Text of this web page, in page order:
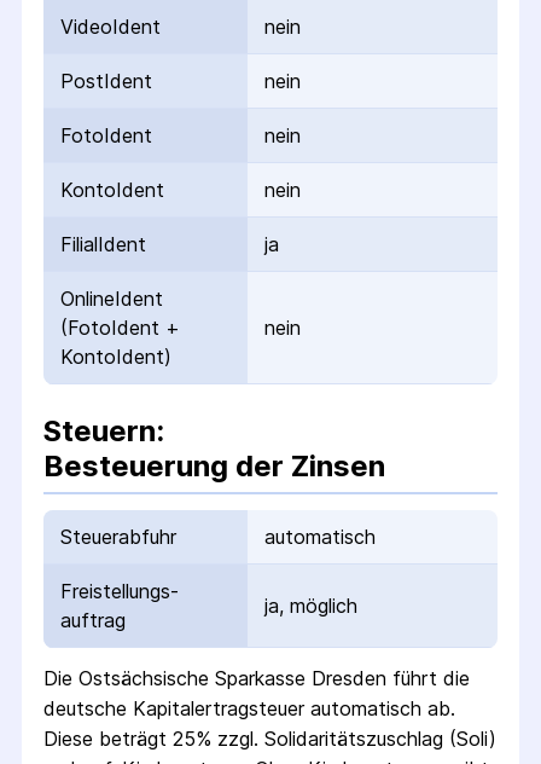
VideoIdent nein
PostIdent nein
FotoIdent nein
KontoIdent nein
FilialIdent ja
OnlineIdent
(FotoIdent +
KontoIdent)
nein
Steuern:
Besteuerung der Zinsen
Steuerabfuhr automatisch
Freistellungs­
auftrag
ja, möglich
Die Ostsächsische Sparkasse Dresden führt die
deutsche Kapital­ertrag­steuer automatisch ab.
Diese beträgt 25% zzgl. Solidaritäts­zuschlag (Soli)